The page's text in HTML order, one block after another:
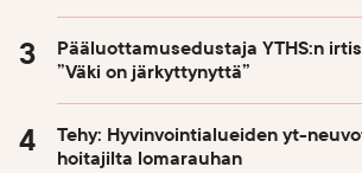
Pääluottamusedustaja YTHS:n
”Väki on järkyttynyttä”
Tehy: Hyvinvointialueiden yt-
hoitajilta lomarauhan